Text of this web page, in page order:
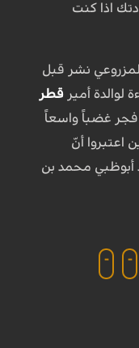
اذا كنت
نشر قبل
لوالدة أمير قطر
فجر غضباً واسعاً
اعتبروا أنّ
أبوظبي محمد بن
-
-